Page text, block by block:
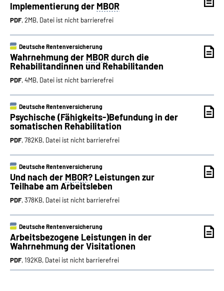
Implementierung der MBOR
PDF, 2MB, Datei ist nicht barrierefrei
Deutsche Rentenversicherung
Wahrnehmung der MBORdurch die
Rehabilitandinnen und Rehabilitanden
PDF, 4MB, Datei ist nicht barrierefrei
Deutsche Rentenversicherung
Psychische (Fähigkeits-)Befundung in der
somatischen Rehabilitation
PDF, 782KB, Datei ist nicht barrierefrei
Deutsche Rentenversicherung
Und nach der MBOR? Leistungen zur
Teilhabe am Arbeitsleben
PDF, 378KB, Datei ist nicht barrierefrei
Deutsche Rentenversicherung
Arbeitsbezogene Leistungen in der
Wahrnehmung der Visitationen
PDF, 192KB, Datei ist nicht barrierefrei